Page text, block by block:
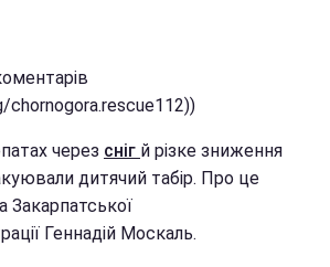
через сніг й різке зниження
дитячий табір. Про це
Закарпатської
Геннадій Москаль.